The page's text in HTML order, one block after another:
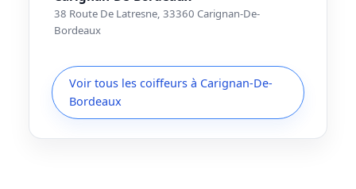
38 Route De Latresne, 33360 Carignan-De-
Bordeaux
Voir tous les coiffeurs à Carignan-De-
Bordeaux